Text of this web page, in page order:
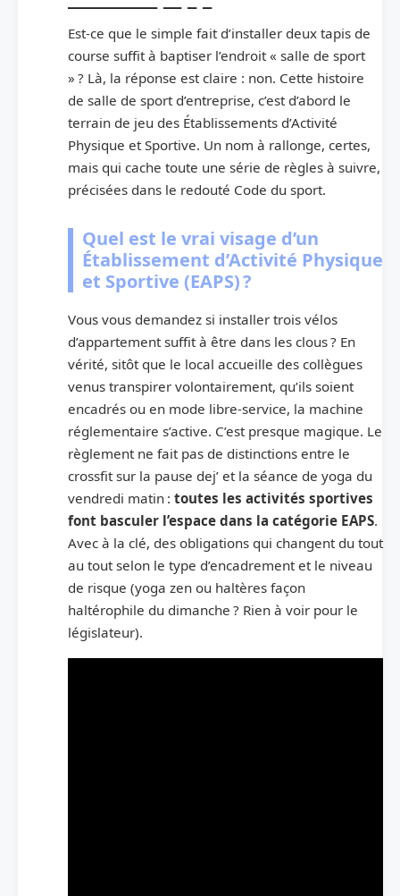
Est-ce que le simple fait d’installer deux tapis de
course suffit à baptiser l’endroit « salle de sport
» ? Là, la réponse est claire : non. Cette histoire
de salle de sport d’entreprise, c’est d’abord le
terrain de jeu des Établissements d’Activité
Physique et Sportive. Un nom à rallonge, certes,
mais qui cache toute une série de règles à suivre,
précisées dans le redouté Code du sport.
Quel est le vrai visage d’un
Établissement d’Activité Physique
et Sportive (EAPS) ?
Vous vous demandez si installer trois vélos
d’appartement suffit à être dans les clous ? En
vérité, sitôt que le local accueille des collègues
venus transpirer volontairement, qu’ils soient
encadrés ou en mode libre-service, la machine
réglementaire s’active. C’est presque magique. Le
règlement ne fait pas de distinctions entre le
crossfit sur la pause dej’ et la séance de yoga du
vendredi matin : toutes les activités sportives
font basculer l’espace dans la catégorie EAPS.
Avec à la clé, des obligations qui changent du tout
au tout selon le type d’encadrement et le niveau
de risque (yoga zen ou haltères façon
haltérophile du dimanche ? Rien à voir pour le
législateur).